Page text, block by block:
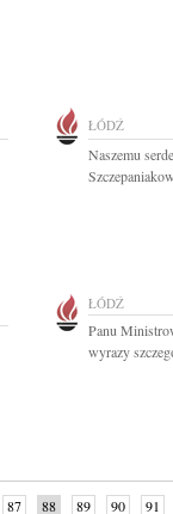
ŁÓDŹ
Naszemu
ŁÓDŹ
Panu
wyrazy
87 88 89 90 91